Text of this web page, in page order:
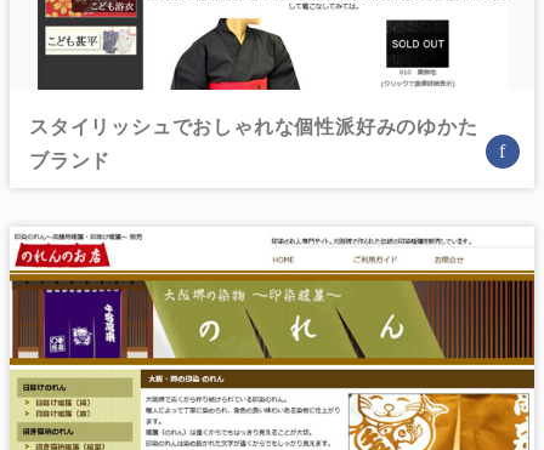
スタイリッシュでおしゃれな個性派好みのゆかた
ブランド
f